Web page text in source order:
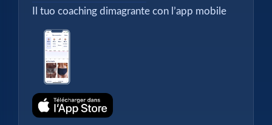
Il tuo coaching dimagrante con l’app mobile